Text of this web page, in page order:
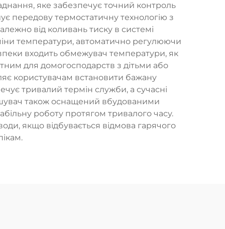
яке забезпечує точний контроль
передову термостатичну технологію з
від коливань тиску в системі
температури, автоматично регулюючи
входить обмежувач температури, як
для домогосподарств з дітьми або
користувачам встановити бажану
тривалий термін служби, а сучасні
також оснащений вбудованими
роботу протягом тривалого часу.
якщо відбувається відмова гарячого